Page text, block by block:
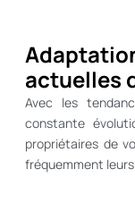
actuelles
Avec les
constante
propriétaires de
fréquemment